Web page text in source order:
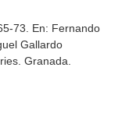
73. En: Fernando
Gallardo
. Granada.